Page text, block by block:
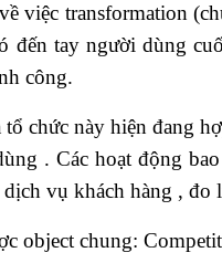
việc transformation
đến tay người dùng
công.
chức này hiện đang
. Các hoạt động
vụ khách hàng , đo
object chung: